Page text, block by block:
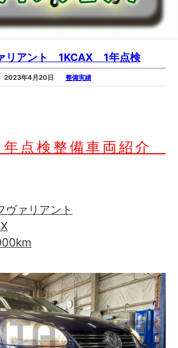
リアント 1KCAX 1年点検
2023年4月20日 整備実績
検整備車両紹介
ァリアント